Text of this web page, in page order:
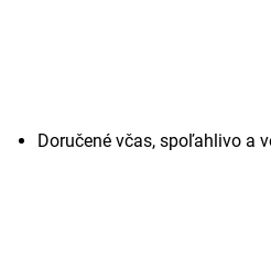
Doručené včas, spoľahlivo a